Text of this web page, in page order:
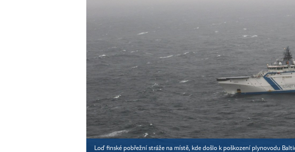
Loď finské pobřežní stráže na místě, kde došlo k poškození plynovodu